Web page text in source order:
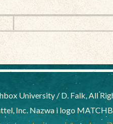
University / D. Falk, All
Inc. Nazwa i logo